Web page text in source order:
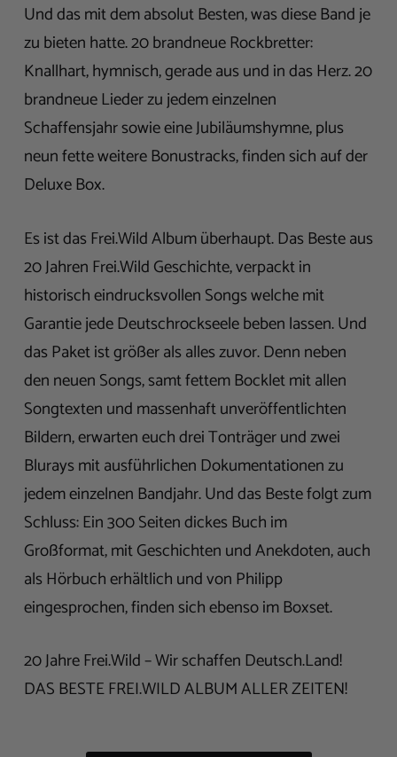
Und das mit dem absolut Besten, was diese Band je
zu bieten hatte. 20 brandneue Rockbretter:
Knallhart, hymnisch, gerade aus und in das Herz. 20
brandneue Lieder zu jedem einzelnen
Schaffensjahr sowie eine Jubiläumshymne, plus
neun fette weitere Bonustracks, finden sich auf der
Deluxe Box.
Es ist das Frei.Wild Album überhaupt. Das Beste aus
20 Jahren Frei.Wild Geschichte, verpackt in
historisch eindrucksvollen Songs welche mit
Garantie jede Deutschrockseele beben lassen. Und
das Paket ist größer als alles zuvor. Denn neben
den neuen Songs, samt fettem Bocklet mit allen
Songtexten und massenhaft unveröffentlichten
Bildern, erwarten euch drei Tonträger und zwei
Blurays mit ausführlichen Dokumentationen zu
jedem einzelnen Bandjahr. Und das Beste folgt zum
Schluss: Ein 300 Seiten dickes Buch im
Großformat, mit Geschichten und Anekdoten, auch
als Hörbuch erhältlich und von Philipp
eingesprochen, finden sich ebenso im Boxset.
20 Jahre Frei.Wild – Wir schaffen Deutsch.Land!
DAS BESTE FREI.WILD ALBUM ALLER ZEITEN!